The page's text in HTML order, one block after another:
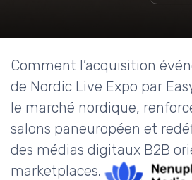
Comment l’acquisition
de Nordic Live Expo par
le marché nordique,
salons paneuropéen et
des médias digitaux B2B
marketplaces.